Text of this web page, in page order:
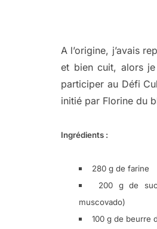
A l’origine, j’avais
et bien cuit, alors
participer au Défi
initié par Florine du
Ingrédients :
280 g de farine
200 g de
muscovado)
100 g de beurre